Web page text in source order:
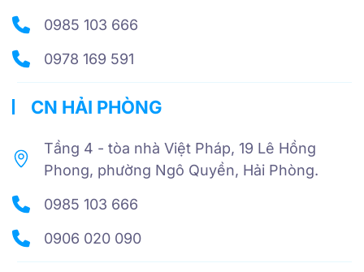
0985 103 666
0978 169 591
CN HẢI PHÒNG
Tầng 4 - tòa nhà Việt Pháp, 19 Lê Hồng
Phong, phường Ngô Quyền, Hải Phòng.
0985 103 666
0906 020 090